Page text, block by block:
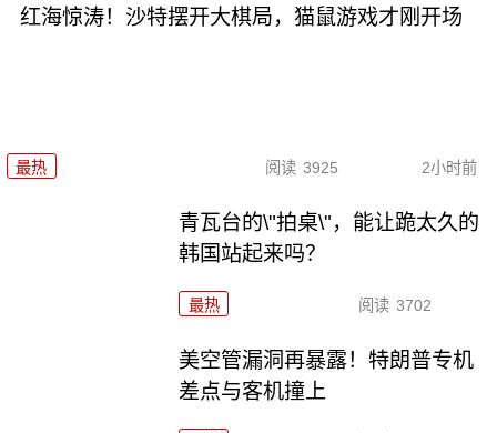
红海惊涛！沙特摆开大棋局，猫鼠游戏才刚开场
最热 阅读 3925 2小时前
青瓦台的\"拍桌\"，能让跪太久的
韩国站起来吗？
最热 阅读 3702
美空管漏洞再暴露！特朗普专机
差点与客机撞上